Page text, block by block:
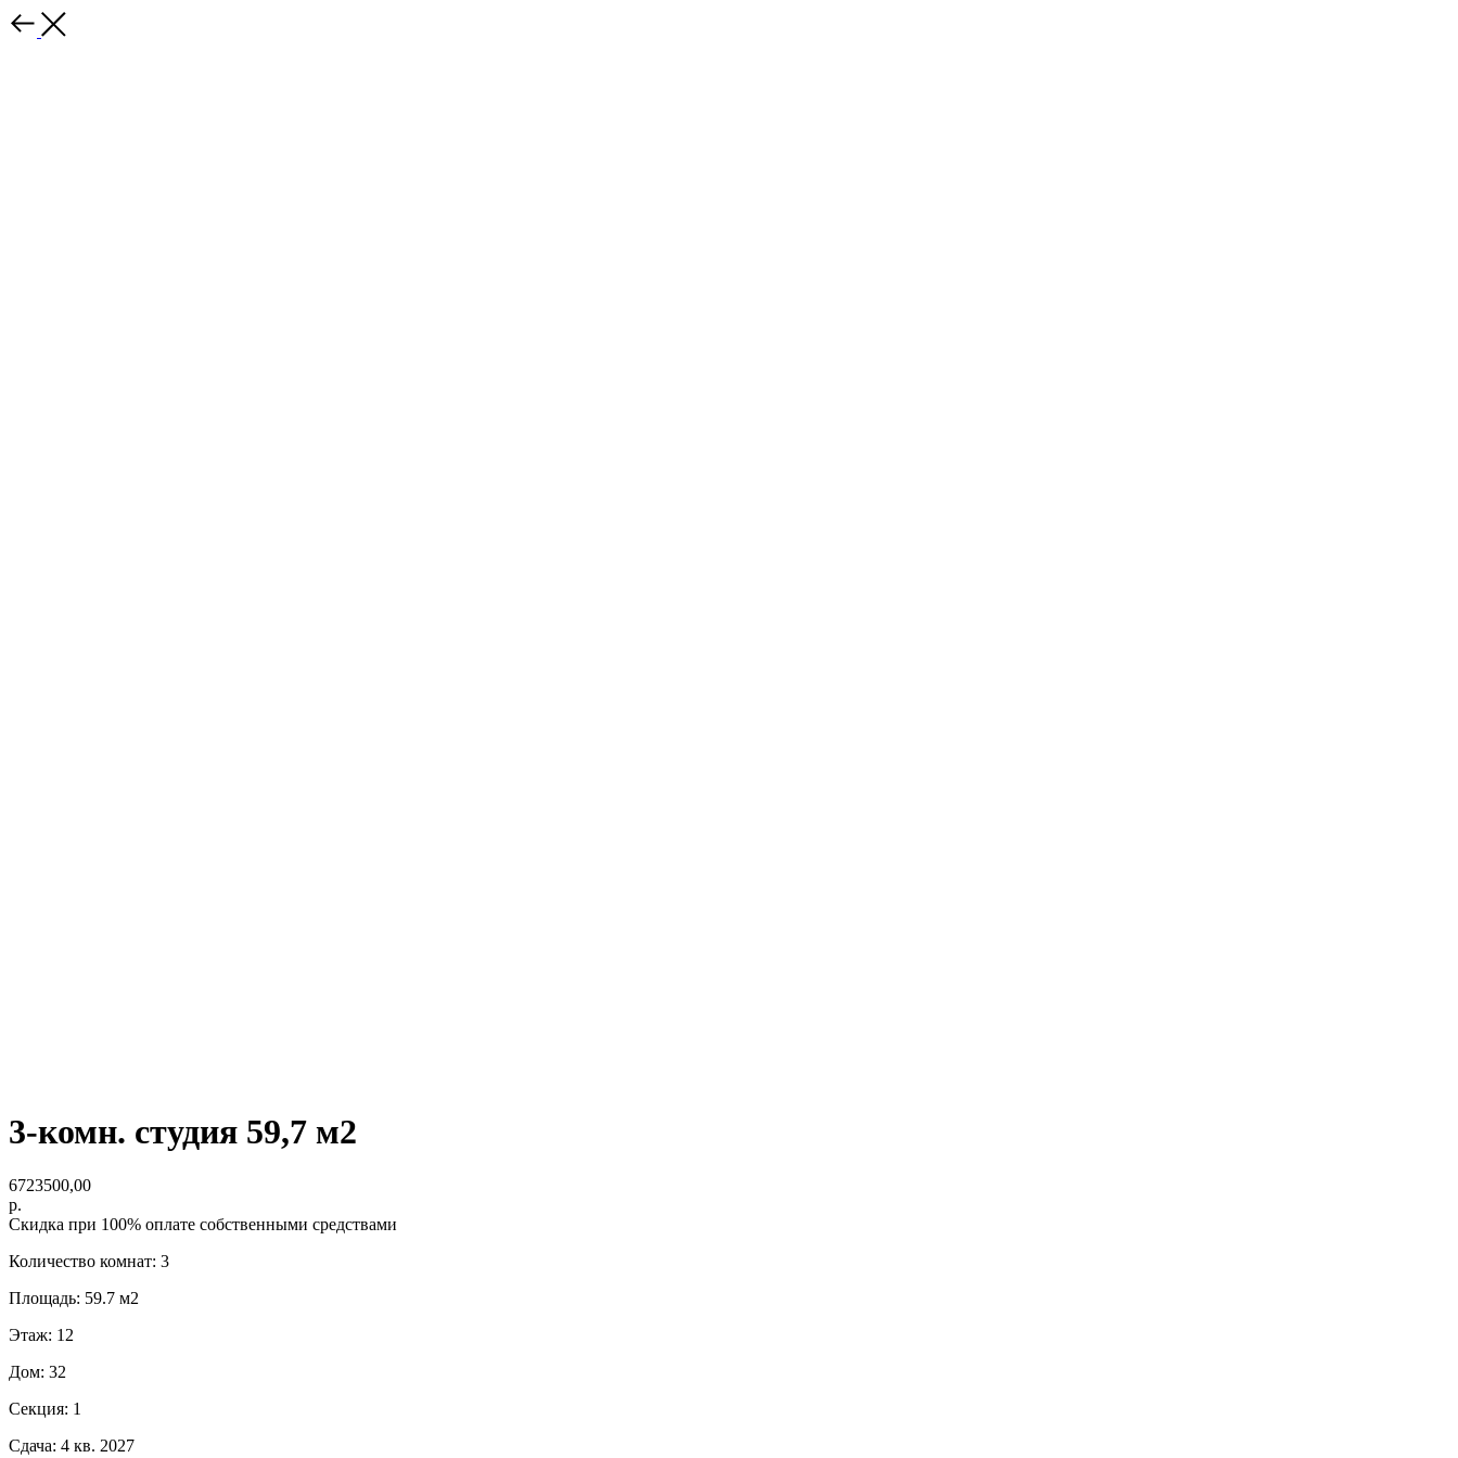
3-комн. студия 59,7 м2
6723500,00
р.
Скидка при 100% оплате собственными средствами
Количество комнат: 3
Площадь: 59.7 м2
Этаж: 12
Дом: 32
Секция: 1
Сдача: 4 кв. 2027